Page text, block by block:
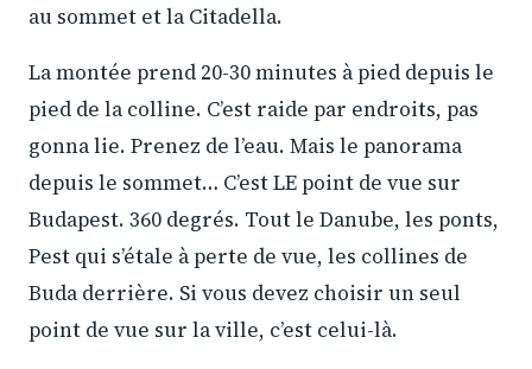
au sommet et la Citadella.
La montée prend 20-30 minutes à pied depuis le
pied de la colline. C’est raide par endroits, pas
gonna lie. Prenez de l’eau. Mais le panorama
depuis le sommet… C’est LE point de vue sur
Budapest. 360 degrés. Tout le Danube, les ponts,
Pest qui s’étale à perte de vue, les collines de
Buda derrière. Si vous devez choisir un seul
point de vue sur la ville, c’est celui-là.